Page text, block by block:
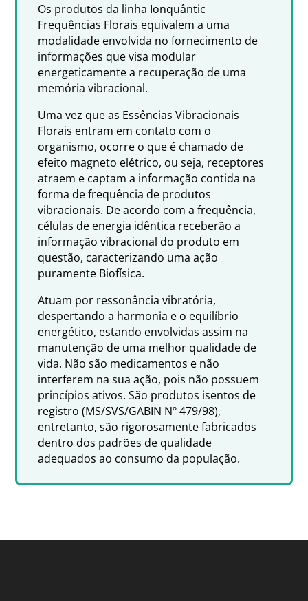
Os produtos da linha Ionquântic
Frequências Florais equivalem a uma
modalidade envolvida no fornecimento de
informações que visa modular
energeticamente a recuperação de uma
memória vibracional.
Uma vez que as Essências Vibracionais
Florais entram em contato com o
organismo, ocorre o que é chamado de
efeito magneto elétrico, ou seja, receptores
atraem e captam a informação contida na
forma de frequência de produtos
vibracionais. De acordo com a frequência,
células de energia idêntica receberão a
informação vibracional do produto em
questão, caracterizando uma ação
puramente Biofísica.
Atuam por ressonância vibratória,
despertando a harmonia e o equilíbrio
energético, estando envolvidas assim na
manutenção de uma melhor qualidade de
vida. Não são medicamentos e não
interferem na sua ação, pois não possuem
princípios ativos. São produtos isentos de
registro (MS/SVS/GABIN Nº 479/98),
entretanto, são rigorosamente fabricados
dentro dos padrões de qualidade
adequados ao consumo da população.